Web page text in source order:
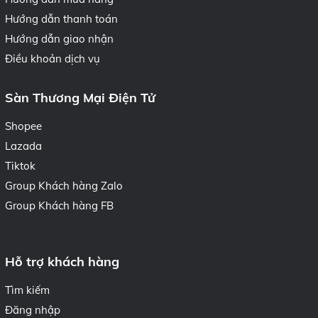
Hướng dẫn thanh toán
Hướng dẫn giao nhận
Điều khoản dịch vụ
Sàn Thương Mại Điện Tử
Shopee
Lazada
Tiktok
Group Khách hàng Zalo
Group Khách hàng FB
Hỗ trợ khách hàng
Tìm kiếm
Đăng nhập